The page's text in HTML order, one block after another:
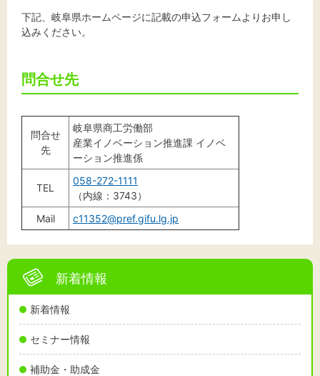
新着情報
新着情報
セミナー情報
補助金・助成金
下記、岐阜県ホームページに記載の申込フォームよりお申し
込みください。
問合せ先
問合せ
先
岐阜県商工労働部
産業イノベーション推進課 イノベ
ーション推進係
TEL
058-272-1111
（内線：3743）
Mail
c11352@pref.gifu.lg.jp